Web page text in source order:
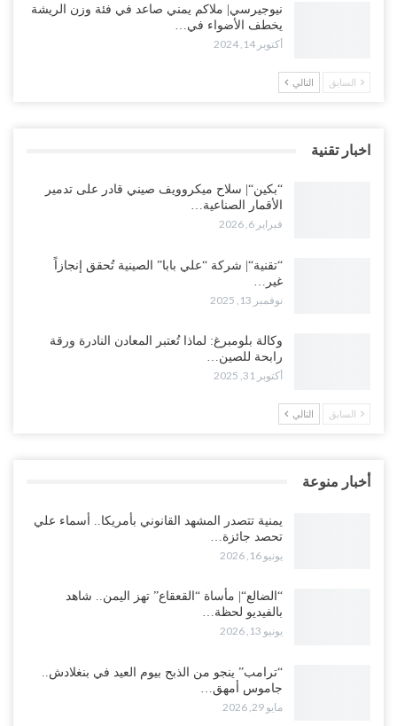
نيوجيرسي| ملاكم يمني صاعد في فئة وزن الريشة
يخطف الأضواء في…
أكتوبر 14, 2024
السابق التالي
اخبار تقنية
“بكين“| سلاح ميكروويف صيني قادر على تدمير
الأقمار الصناعية…
فبراير 6, 2026
“تقنية“| شركة “علي بابا” الصينية تُحقق إنجازاً
غير…
نوفمبر 13, 2025
وكالة بلومبرغ: لماذا تُعتبر المعادن النادرة ورقة
رابحة للصين…
أكتوبر 31, 2025
السابق التالي
أخبار منوعة
يمنية تتصدر المشهد القانوني بأمريكا.. أسماء علي
تحصد جائزة…
يونيو 16, 2026
“الضالع“| مأساة “القعقاع” تهز اليمن.. شاهد
بالفيديو لحظة…
يونيو 13, 2026
“ترامب” ينجو من الذبح بيوم العيد في بنغلادش..
جاموس أمهق…
مايو 29, 2026